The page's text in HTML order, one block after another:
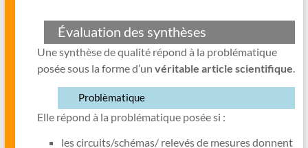
Évaluation des synthèses
Une synthèse de qualité répond à la problématique
posée sous la forme d’un véritable article scientifique.
Problèmatique
Elle répond à la problématique posée si :
les circuits/schémas/ relevés de mesures donnent